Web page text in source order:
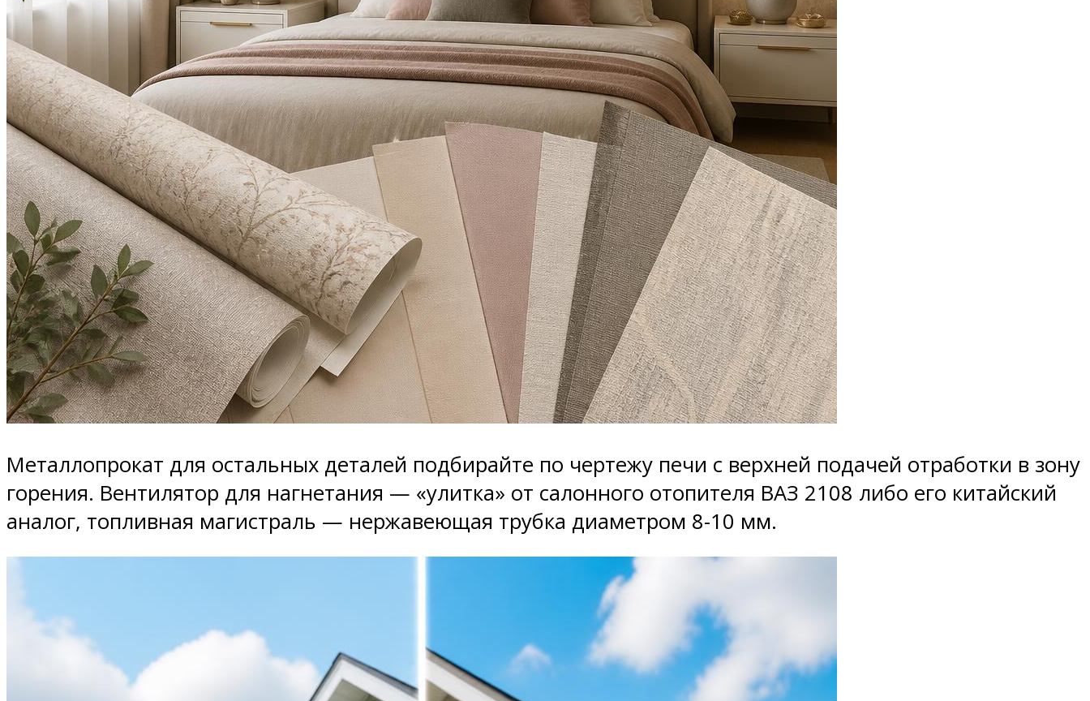
Металлопрокат для остальных деталей подбирайте по чертежу печи с верхней подачей отработки в зону
горения. Вентилятор для нагнетания — «улитка» от салонного отопителя ВАЗ 2108 либо его китайский
аналог, топливная магистраль — нержавеющая трубка диаметром 8-10 мм.